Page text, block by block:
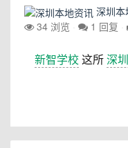
深圳
34 浏览
1 回复
新智学校这所深